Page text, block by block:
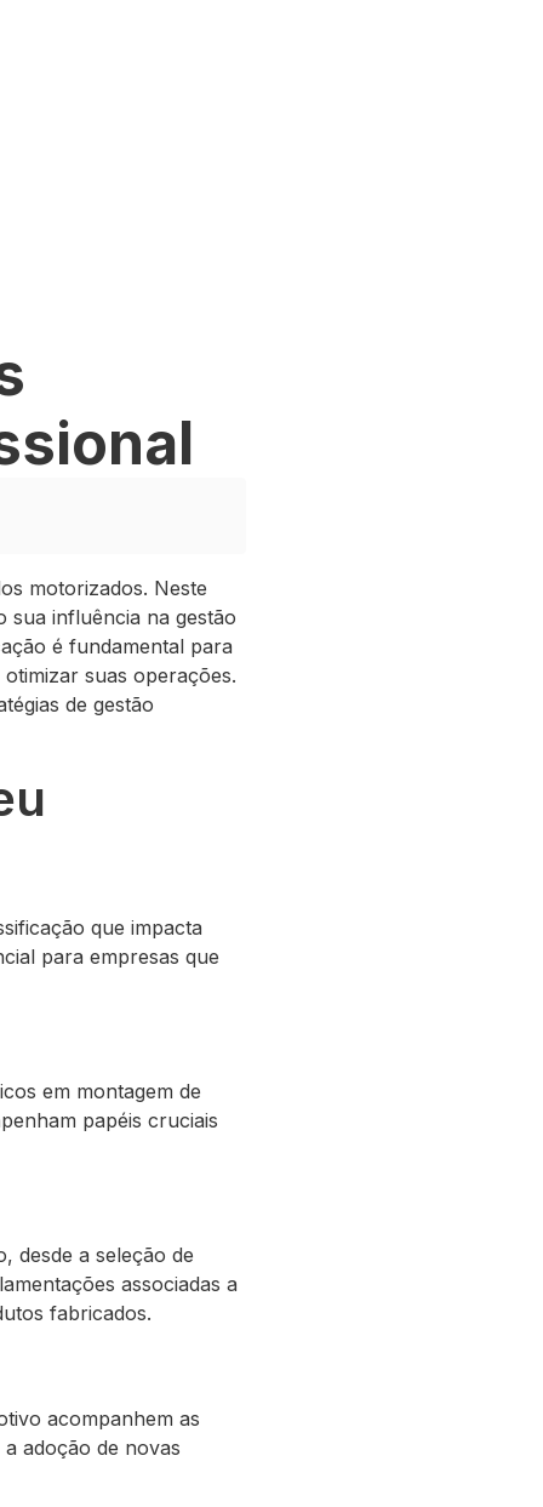
motorizados. Neste
sua influência na gestão
é fundamental para
suas operações.
de gestão
que impacta
para empresas que
em montagem de
papéis cruciais
desde a seleção de
associadas a
fabricados.
acompanhem as
adoção de novas